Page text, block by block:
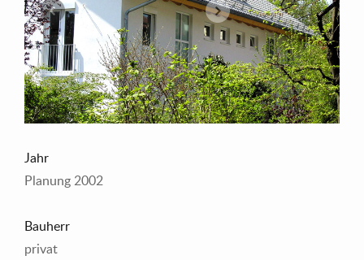
Previous Next
Jahr
Planung 2002
Bauherr
privat